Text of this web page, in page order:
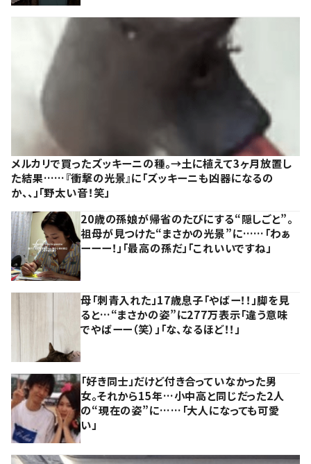
メルカリで買ったズッキーニの種。→土に植えて3ヶ月放置し
た結果……『衝撃の光景』に「ズッキーニも凶器になるの
か、、」「野太い音！笑」
20歳の孫娘が帰省のたびにする“隠しごと”。
祖母が見つけた“まさかの光景”に……「わぁ
ーーー！」「最高の孫だ」「これいいですね」
母「刺青入れた」17歳息子「やばー！！」脚を見
ると…“まさかの姿”に277万表示「違う意味
でやばーー（笑）」「な、なるほど！！」
「好き同士」だけど付き合っていなかった男
女。それから15年…小中高と同じだった2人
の“現在の姿”に……「大人になっても可愛
い」